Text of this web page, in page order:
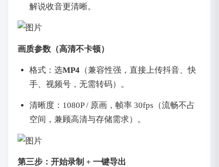
解说收音更清晰。
画质参数（高清不卡顿）
格式：选MP4（兼容性强，直接上传抖音、快
手、视频号，无需转码）。
清晰度：1080P / 原画，帧率 30fps（流畅不占
空间，兼顾高清与存储需求）。
第三步：开始录制 + 一键导出